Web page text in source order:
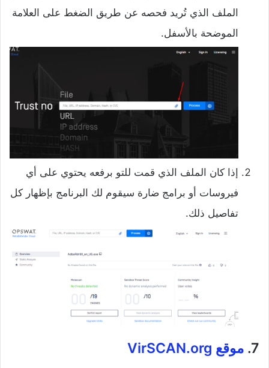
الملف الذي تُريد فحصه عن طريق الضغط على العلامة
الموضحة بالأسفل.
إذا كان الملف الذي قمت للتو برفعه يحتوي على أي
فيروسات أو برامج ضارة سيقوم لك البرنامج بإظهار كل
تفاصيل ذلك.
7. موقع VirSCAN.org